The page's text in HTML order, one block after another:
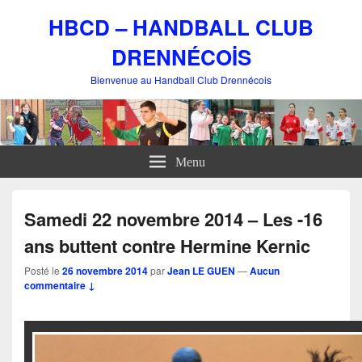
HBCD – HANDBALL CLUB
DRENNÉCOİS
Bienvenue au Handball Club Drennécois
Menu
Samedi 22 novembre 2014 – Les -16
ans buttent contre Hermine Kernic
Posté le 26 novembre 2014parJean LE GUEN —Aucun
commentaire ↓